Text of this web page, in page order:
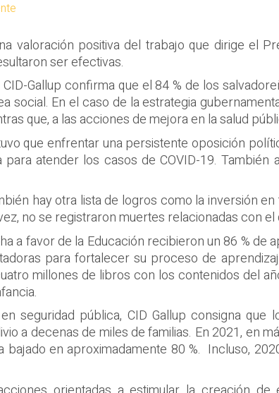
valoración positiva del trabajo que dirige el
ser efectivas.
Gallup confirma que el 84 % de los
social. En el caso de la estrategia
que, a las acciones de mejora en la salud
que enfrentar una persistente oposición
atender los casos de COVID-19.
hay otra lista de logros como la inversión
no se registraron muertes relacionadas con el
a favor de la Educación recibieron un 86 %
para fortalecer su proceso de
millones de libros con los contenidos del
seguridad pública, CID Gallup consigna
a decenas de miles de familias. En 2021, en
bajado en aproximadamente 80 %. Incluso,